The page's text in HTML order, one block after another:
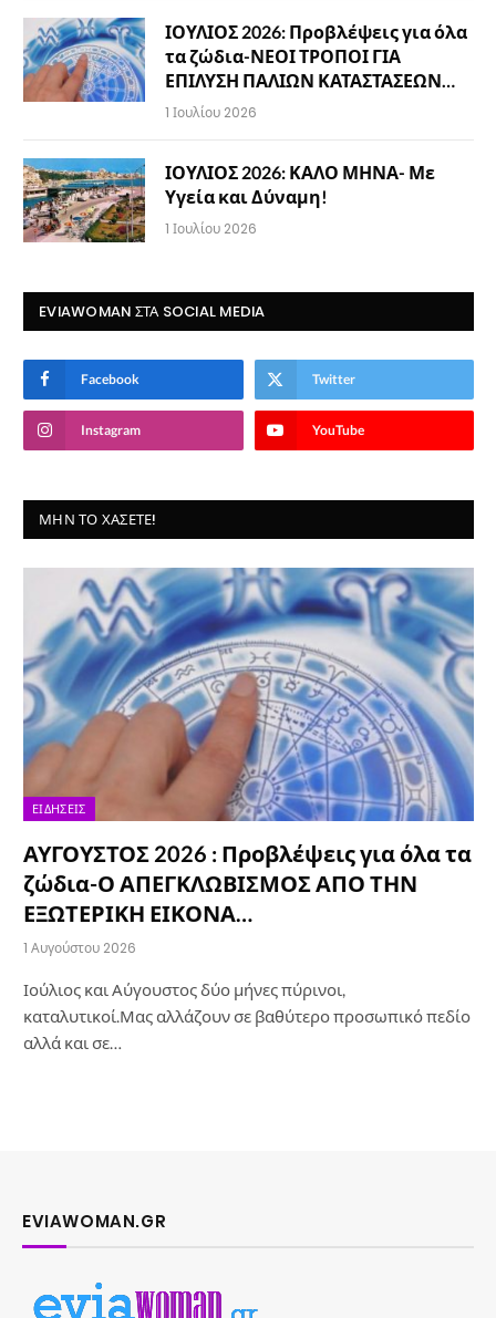
ΙΟΥΛΙΟΣ 2026: Προβλέψεις για όλα
τα ζώδια-ΝΕΟΙ ΤΡΟΠΟΙ ΓΙΑ
ΕΠΙΛΥΣΗ ΠΑΛΙΩΝ ΚΑΤΑΣΤΑΣΕΩΝ…
1 Ιουλίου 2026
ΙΟΥΛΙΟΣ 2026: ΚΑΛΟ ΜΗΝΑ- Με
Υγεία και Δύναμη!
1 Ιουλίου 2026
EVIAWOMAN ΣΤΑ SOCIAL MEDIA
Facebook Twitter
Instagram YouTube
ΜΗΝ ΤΟ ΧΆΣΕΤΕ!
ΕΙΔΉΣΕΙΣ
ΑΥΓΟΥΣΤΟΣ 2026 : Προβλέψεις για όλα τα
ζώδια-Ο ΑΠΕΓΚΛΩΒΙΣΜΟΣ ΑΠΟ ΤΗΝ
ΕΞΩΤΕΡΙΚΗ ΕΙΚΟΝΑ…
1 Αυγούστου 2026
Ιούλιος και Αύγουστος δύο μήνες πύρινοι,
καταλυτικοί.Μας αλλάζουν σε βαθύτερο προσωπικό πεδίο
αλλά και σε…
EVIAWOMAN.GR